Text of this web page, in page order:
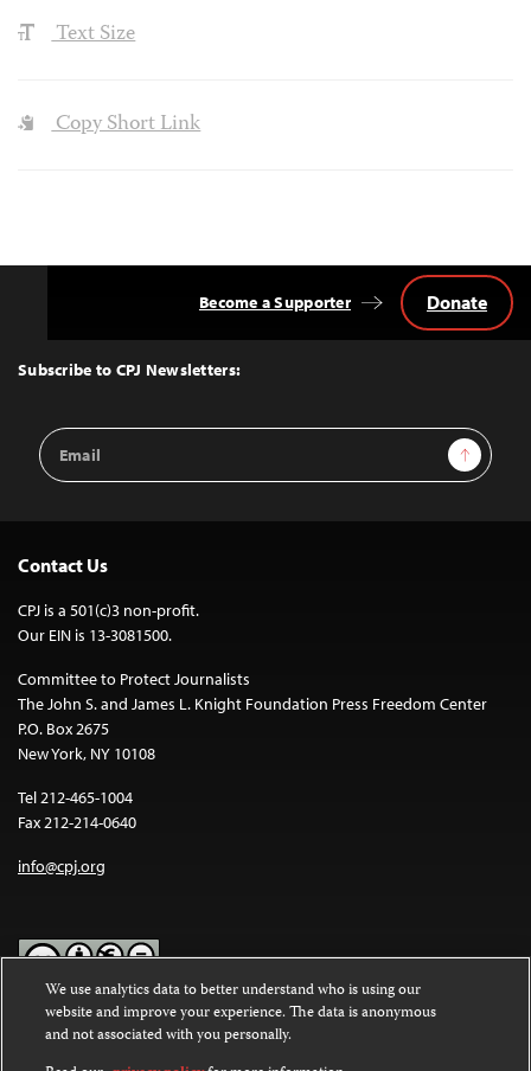
Text Size
Copy Short Link
Top
Subscribe to CPJ Newsletters:
Email
Address
Sign Up
Become a Supporter Donate
Contact Us
CPJ is a 501(c)3 non-profit.
Our EIN is 13-3081500.
Committee to Protect Journalists
The John S. and James L. Knight Foundation Press Freedom Center
P.O. Box 2675
New York, NY 10108
Tel 212-465-1004
Fax 212-214-0640
info@cpj.org
Except where noted, text on this website is licensed under a
Commons Attribution-NonCommercial-NoDerivatives 4.0
We use analytics data to better understand who is using our
website and improve your experience. The data is anonymous
and not associated with you personally.